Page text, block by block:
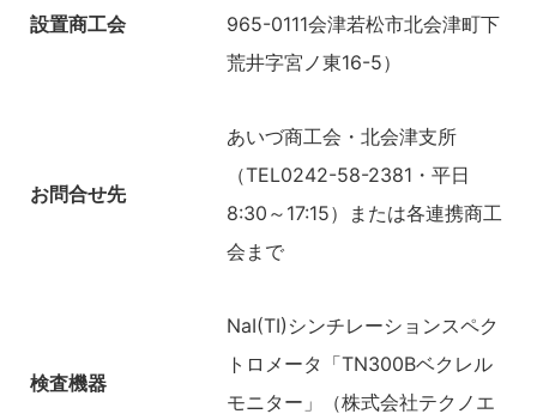
設置商工会
965-0111会津若松市北会津町下
荒井字宮ノ東16-5）
お問合せ先
あいづ商工会・北会津支所
（TEL0242-58-2381・平日
8:30～17:15）または各連携商工
会まで
検査機器
NaI(TI)シンチレーションスペク
トロメータ「TN300Bベクレル
モニター」（株式会社テクノエ